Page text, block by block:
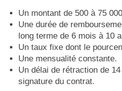
Un montant de 500 à 75
Une durée de
long terme de 6 mois à 10
Un taux fixe dont le
Une mensualité constante.
Un délai de rétraction de
signature du contrat.